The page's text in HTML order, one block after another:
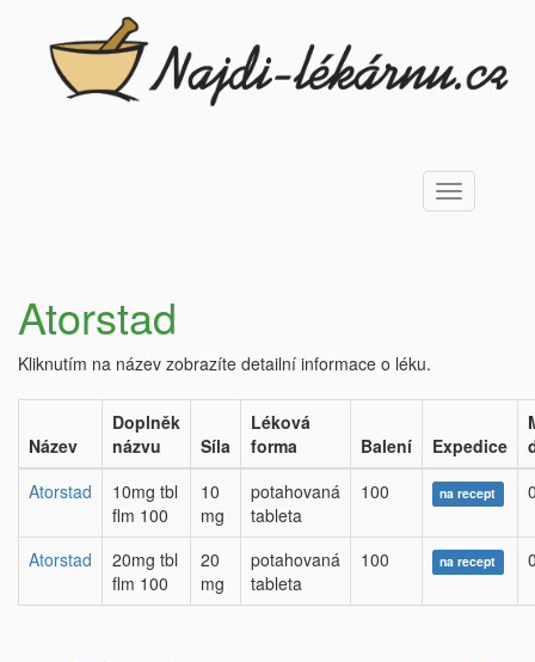
Toggle
navigation
Atorstad
Kliknutím na název zobrazíte detailní informace o léku.
Název
Doplněk
názvu
Síla
Léková
forma
Balení Expedice
Atorstad
10mg tbl
flm 100
10
mg
potahovaná
tableta
100 na recept
Atorstad
20mg tbl
flm 100
20
mg
potahovaná
tableta
100 na recept